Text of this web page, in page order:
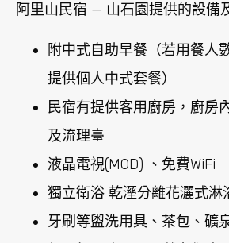
阿里山民宿 — 山石園提供的設備
附中式自助早餐（若用餐人
提供個人中式套餐）
民宿有提供客用廚房，廚房
及流理臺
液晶電視(MOD) 、免費WiFi
獨立衛浴 乾溼分離花灑式淋
牙刷等盥洗用具、茶包、礦